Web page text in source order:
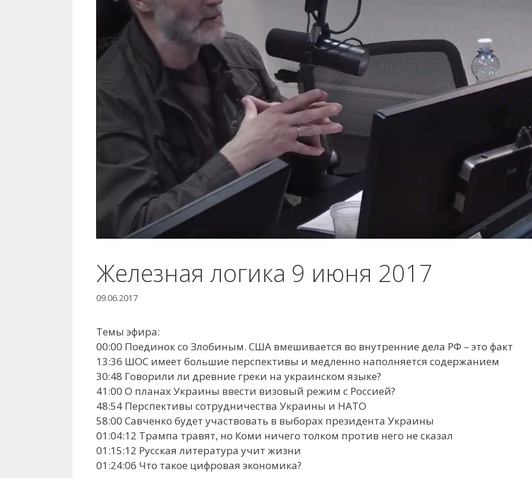
Железная логика 9 июня 2017
09.06.2017
Темы эфира:
00:00 Поединок со Злобиным. США вмешивается во внутренние дела РФ – это факт
13:36 ШОС имеет большие перспективы и медленно наполняется содержанием
30:48 Говорили ли древние греки на украинском языке?
41:00 О планах Украины ввести визовый режим с Россией?
48:54 Перспективы сотрудничества Украины и НАТО
58:00 Савченко будет участвовать в выборах президента Украины
01:04:12 Трампа травят, но Коми ничего толком против него не сказал
01:15:12 Русская литература учит жизни
01:24:06 Что такое цифровая экономика?